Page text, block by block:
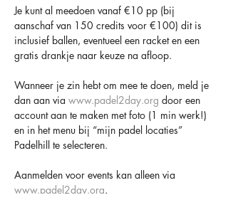
Je kunt al meedoen vanaf €10 pp (bij
aanschaf van 150 credits voor €100) dit is
inclusief ballen, eventueel een racket en een
gratis drankje naar keuze na afloop.
Wanneer je zin hebt om mee te doen, meld je
dan aan via www.padel2day.org door een
account aan te maken met foto (1 min werk!)
en in het menu bij “mijn padel locaties”
Padelhill te selecteren.
Aanmelden voor events kan alleen via
www.padel2day.org.